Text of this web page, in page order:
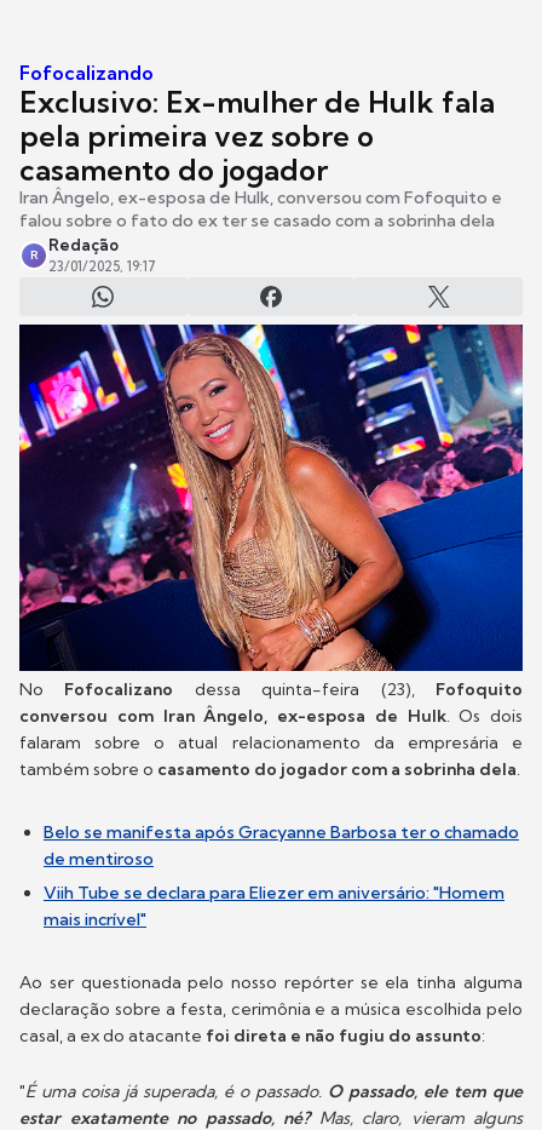
Fofocalizando
Exclusivo: Ex-mulher de Hulk fala
pela primeira vez sobre o
casamento do jogador
Iran Ângelo, ex-esposa de Hulk, conversou com Fofoquito e
falou sobre o fato do ex ter se casado com a sobrinha dela
R
Redação
23/01/2025, 19:17
No Fofocalizano dessa quinta-feira (23), Fofoquito
conversou com Iran Ângelo, ex-esposa de Hulk. Os dois
falaram sobre o atual relacionamento da empresária e
também sobre o casamento do jogador com a sobrinha dela.
Belo se manifesta após Gracyanne Barbosa ter o chamado
de mentiroso
Viih Tube se declara para Eliezer em aniversário: "Homem
mais incrível"
Ao ser questionada pelo nosso repórter se ela tinha alguma
declaração sobre a festa, cerimônia e a música escolhida pelo
casal, a ex do atacante foi direta e não fugiu do assunto:
"É uma coisa já superada, é o passado. O passado, ele tem que
estar exatamente no passado, né?Mas, claro, vieram alguns